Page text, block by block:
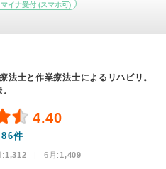
マイナ受付 (スマホ可)
法士と作業療法士によるリハビリ。
4.40
86件
:1,312 | 6月:1,409